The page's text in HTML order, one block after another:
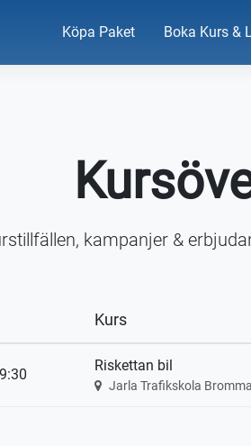
Köpa Paket Boka Kurs &
kampanjer &
Kurs
Riskettan bil
Jarla Trafikskola